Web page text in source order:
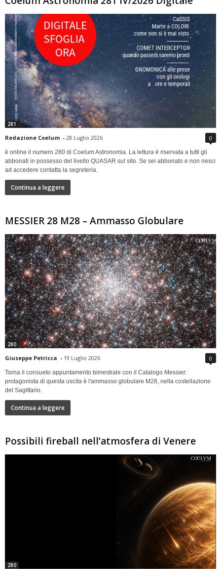
281
Redazione Coelum - 28 Luglio 2026 0
è online il numero 280 di Coelum Astronomia. La lettura è riservata a tutti gli
abbonati in possesso del livello QUASAR sul sito. Se sei abbonato e non riesci
ad accedere contatta la segreteria.
Continua a leggere
MESSIER 28 M28 – Ammasso Globulare
280
Giuseppe Petricca - 19 Luglio 2026 0
Torna il consueto appuntamento bimestrale con il Catalogo Messier:
protagonista di questa uscita è l'ammasso globulare M28, nella costellazione
del Sagittario.
Continua a leggere
Possibili fireball nell’atmosfera di Venere
280